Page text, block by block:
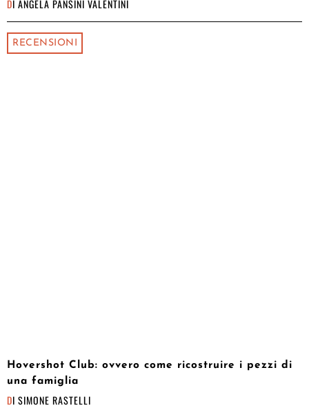
DI ANGELA PANSINI VALENTINI
RECENSIONI
Hovershot Club: ovvero come ricostruire i pezzi di
una famiglia
DI SIMONE RASTELLI